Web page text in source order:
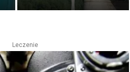
Leczenie